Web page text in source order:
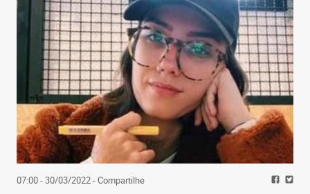
07:00 - 30/03/2022- Compartilhe